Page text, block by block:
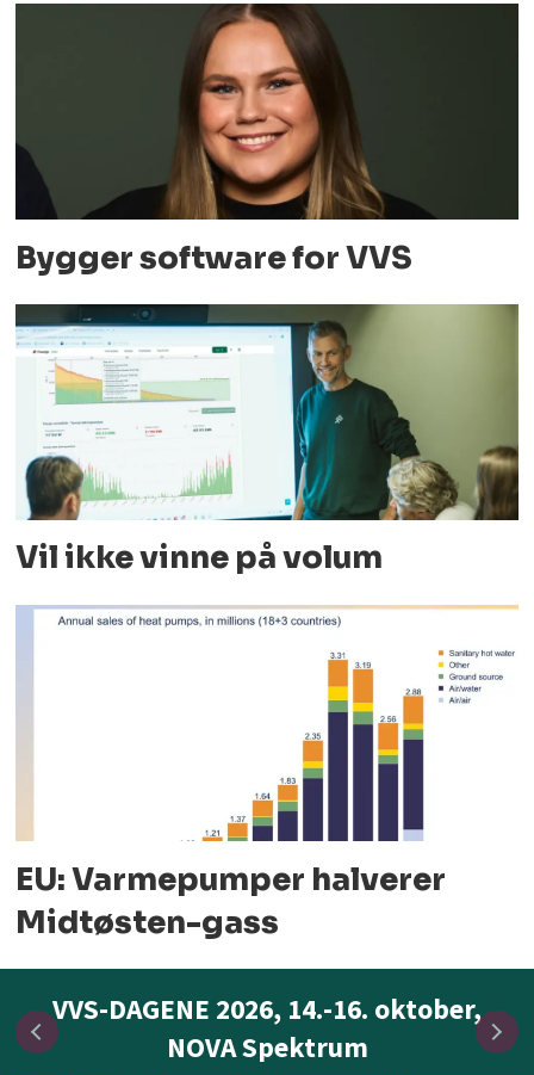
Bygger software for VVS
Vil ikke vinne på volum
EU: Varmepumper halverer
Midtøsten-gass
VVS-DAGENE 2026, 14.-16. oktober,
NOVA Spektrum